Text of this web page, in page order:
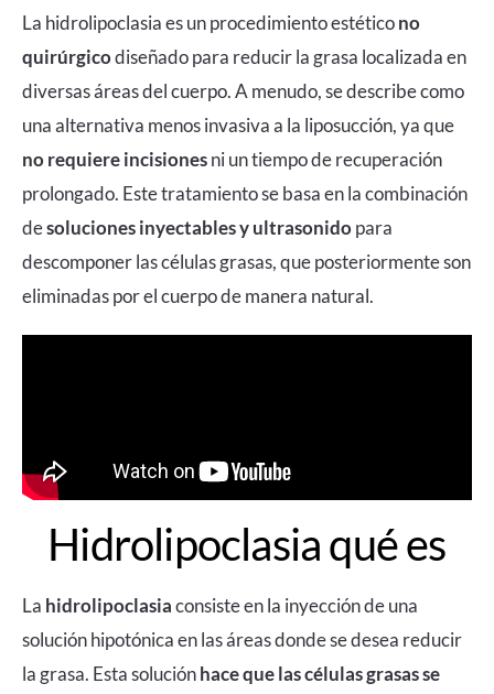
La hidrolipoclasia es un procedimiento estéticono
quirúrgicodiseñado para reducir la grasa localizada en
diversas áreas del cuerpo. A menudo, se describe como
una alternativa menos invasiva a la liposucción, ya que
no requiere incisionesni un tiempo de recuperación
prolongado. Este tratamiento se basa en la combinación
desoluciones inyectables y ultrasonidopara
descomponer las células grasas, que posteriormente son
eliminadas por el cuerpo de manera natural.
Hidrolipoclasia qué es
La hidrolipoclasiaconsiste en la inyección de una
solución hipotónica en las áreas donde se desea reducir
la grasa. Esta soluciónhace que las células grasas se